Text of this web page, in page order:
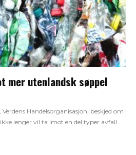
mer utenlandsk søppel
Handelsorganisasjon, beskjed om
lenger vil ta imot en del typer avfall...